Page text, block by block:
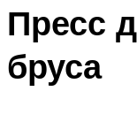
Пресс
бруса